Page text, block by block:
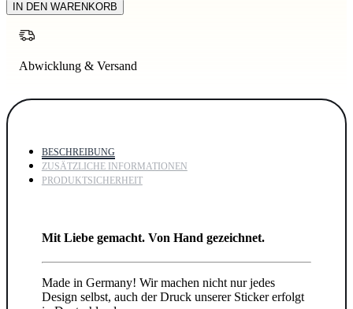
IN DEN WARENKORB
Abwicklung & Versand
BESCHREIBUNG
ZUSÄTZLICHE INFORMATIONEN
PRODUKTSICHERHEIT
Mit Liebe gemacht. Von Hand gezeichnet.
Made in Germany! Wir machen nicht nur jedes
Design selbst, auch der Druck unserer Sticker erfolgt